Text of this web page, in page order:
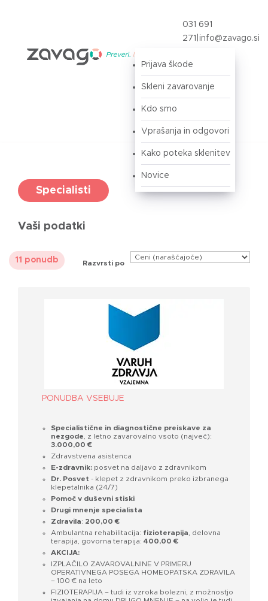
031 691
271 info@zavago.si
Prijava škode
Skleni zavarovanje
Kdo smo
Vprašanja in odgovori
Kako poteka sklenitev
Novice
Specialisti
Vaši podatki
11 ponudb Razvrsti po
PONUDBA VSEBUJE
Specialistične in diagnostične preiskave za
nezgode , z letno zavarovalno vsoto (največ):
3.000,00 €
Zdravstvena asistenca
E-zdravnik: posvet na daljavo z zdravnikom
Dr. Posvet - klepet z zdravnikom preko izbranega
klepetalnika (24/7)
Pomoč v duševni stiski
Drugi mnenje specialista
Zdravila: 200,00 €
Ambulantna rehabilitacija: fizioterapija , delovna
terapija, govorna terapija: 400,00 €
AKCIJA:
IZPLAČILO ZAVAROVALNINE V PRIMERU
OPERATIVNEGA POSEGA HOMEOPATSKA ZDRAVILA
– 100 € na leto
FIZIOTERAPIJA – tudi iz vzroka bolezni, z možnostjo